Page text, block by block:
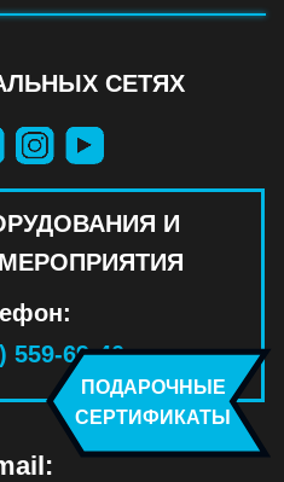
ПОДАРОЧНЫЕ
СЕРТИФИКАТЫ
СЕТЯХ
И
559-69-40